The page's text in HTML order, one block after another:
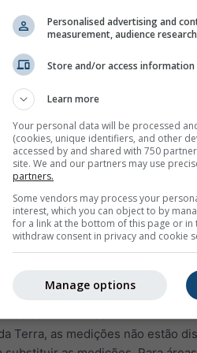
oferece acesso a simulações
pode ver informações sobre o
Os diagramas do arquivo
relativa em intervalos de
limpo (fundo amarelo). Quanto
(em graus de 0° = Norte, 90°
história, os pontos roxos
dados de simulação, não
com os dados medidos de
Terra, as medições não estão
Personalised advertising and
measurement, audience
Store and/or access information
Learn more
Your personal data will be processed
(cookies, unique identifiers, and other
accessed by and shared with 750
site. We and our partners may use
partners.
Some vendors may process your
interest, which you can object to by
for a link at the bottom of this page or in
withdraw consent in privacy and cookie
Manage options